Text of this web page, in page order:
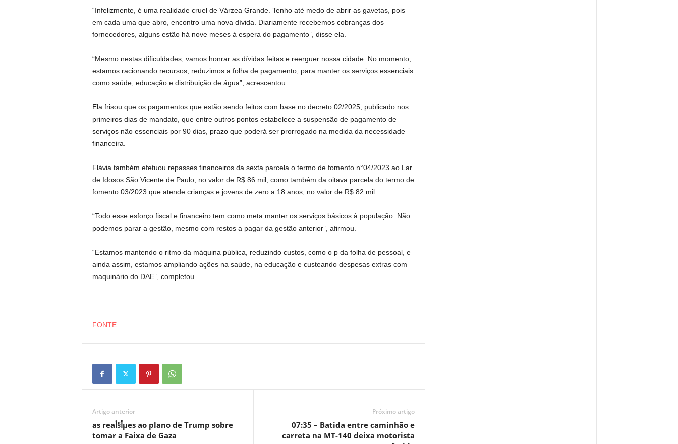
“Infelizmente, é uma realidade cruel de Várzea Grande. Tenho até medo de abrir as gavetas, pois
em cada uma que abro, encontro uma nova dívida. Diariamente recebemos cobranças dos
fornecedores, alguns estão há nove meses à espera do pagamento”, disse ela.
“Mesmo nestas dificuldades, vamos honrar as dívidas feitas e reerguer nossa cidade. No momento,
estamos racionando recursos, reduzimos a folha de pagamento, para manter os serviços essenciais
como saúde, educação e distribuição de água”, acrescentou.
Ela frisou que os pagamentos que estão sendo feitos com base no decreto 02/2025, publicado nos
primeiros dias de mandato, que entre outros pontos estabelece a suspensão de pagamento de
serviços não essenciais por 90 dias, prazo que poderá ser prorrogado na medida da necessidade
financeira.
Flávia também efetuou repasses financeiros da sexta parcela o termo de fomento n°04/2023 ao Lar
de Idosos São Vicente de Paulo, no valor de R$ 86 mil, como também da oitava parcela do termo de
fomento 03/2023 que atende crianças e jovens de zero a 18 anos, no valor de R$ 82 mil.
“Todo esse esforço fiscal e financeiro tem como meta manter os serviços básicos à população. Não
podemos parar a gestão, mesmo com restos a pagar da gestão anterior”, afirmou.
“Estamos mantendo o ritmo da máquina pública, reduzindo custos, como o p da folha de pessoal, e
ainda assim, estamos ampliando ações na saúde, na educação e custeando despesas extras com
maquinário do DAE”, completou.
FONTE
Artigo anterior
as reaأ§أµes ao plano de Trump sobre
tomar a Faixa de Gaza
Próximo artigo
07:35 – Batida entre caminhão e
carreta na MT-140 deixa motorista